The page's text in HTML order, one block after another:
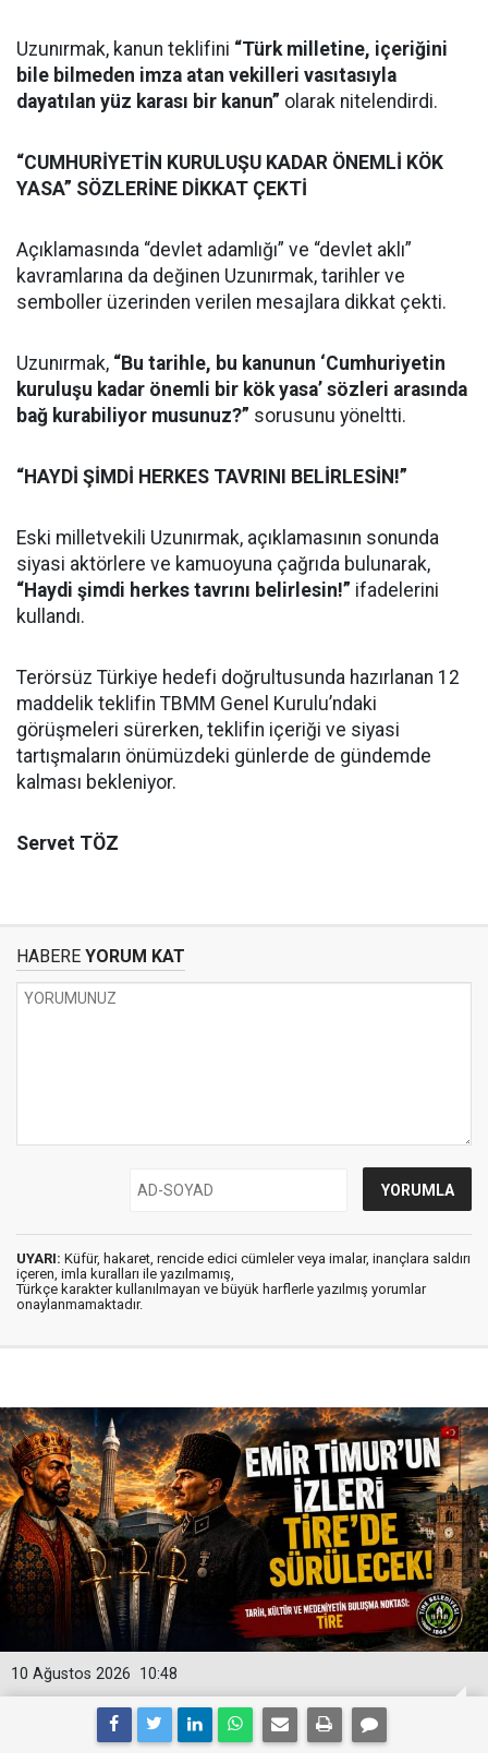
Uzunırmak, kanun teklifini “Türk milletine, içeriğini
bile bilmeden imza atan vekilleri vasıtasıyla
dayatılan yüz karası bir kanun” olarak nitelendirdi.
“CUMHURİYETİN KURULUŞU KADAR ÖNEMLİ KÖK
YASA” SÖZLERİNE DİKKAT ÇEKTİ
Açıklamasında “devlet adamlığı” ve “devlet aklı”
kavramlarına da değinen Uzunırmak, tarihler ve
semboller üzerinden verilen mesajlara dikkat çekti.
Uzunırmak, “Bu tarihle, bu kanunun ‘Cumhuriyetin
kuruluşu kadar önemli bir kök yasa’ sözleri arasında
bağ kurabiliyor musunuz?” sorusunu yöneltti.
“HAYDİ ŞİMDİ HERKES TAVRINI BELİRLESİN!”
Eski milletvekili Uzunırmak, açıklamasının sonunda
siyasi aktörlere ve kamuoyuna çağrıda bulunarak,
“Haydi şimdi herkes tavrını belirlesin!” ifadelerini
kullandı.
Terörsüz Türkiye hedefi doğrultusunda hazırlanan 12
maddelik teklifin TBMM Genel Kurulu’ndaki
görüşmeleri sürerken, teklifin içeriği ve siyasi
tartışmaların önümüzdeki günlerde de gündemde
kalması bekleniyor.
Servet TÖZ
HABERE YORUM KAT
UYARI: Küfür, hakaret, rencide edici cümleler veya imalar, inançlara saldırı
içeren, imla kuralları ile yazılmamış,
Türkçe karakter kullanılmayan ve büyük harflerle yazılmış yorumlar
onaylanmamaktadır.
10:48
10 Ağustos 2026